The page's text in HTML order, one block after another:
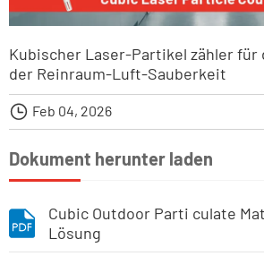
Kubischer Laser-Partikel zähler für
der Reinraum-Luft-Sauberkeit
 Feb 04, 2026
Dokument herunter laden
Cubic Outdoor Parti culate
Lösung